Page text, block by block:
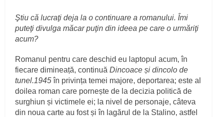
Ştiu că lucraţi deja la o continuare a romanului. Îmi
puteţi divulga măcar puţin din ideea pe care o urmăriţi
acum?
Romanul pentru care deschid eu laptopul acum, în
fiecare dimineață, continuăDincoace și dincolo de
tunel.1945în privința temei majore, deportarea; este al
doilea roman care pornește de la decizia politică de
surghiun și victimele ei; la nivel de personaje, câteva
din noua carte au fost și în lagărul de la Stalino, astfel